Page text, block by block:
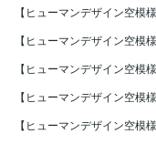
【ヒューマンデザイン空模
【ヒューマンデザイン空模
【ヒューマンデザイン空模
【ヒューマンデザイン空模
【ヒューマンデザイン空模